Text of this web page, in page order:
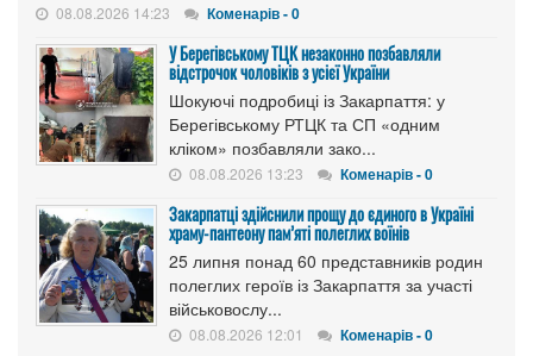
08.08.2026 14:23 Коменарів - 0
У Берегівському ТЦК незаконно позбавляли
відстрочок чоловіків з усієї України
Шокуючі подробиці із Закарпаття: у
Берегівському РТЦК та СП «одним
кліком» позбавляли зако...
08.08.2026 13:23 Коменарів - 0
Закарпатці здійснили прощу до єдиного в Україні
храму-пантеону пам’яті полеглих воїнів
25 липня понад 60 представників родин
полеглих героїв із Закарпаття за участі
військовослу...
08.08.2026 12:01 Коменарів - 0